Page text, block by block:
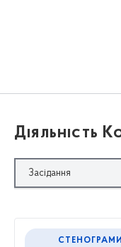
Діяльність
Засідання